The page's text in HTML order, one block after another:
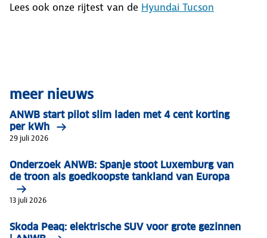
Lees ook onze rijtest van de Hyundai Tucson
meer nieuws
ANWB start pilot slim laden met 4 cent korting
per kWh
29 juli 2026
Onderzoek ANWB: Spanje stoot Luxemburg van
de troon als goedkoopste tankland van Europa
13 juli 2026
Skoda Peaq: elektrische SUV voor grote gezinnen